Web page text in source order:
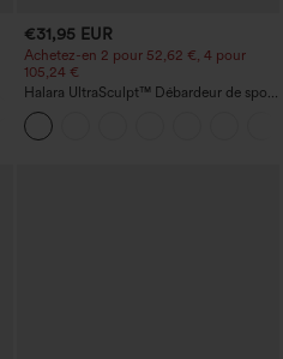
€31,95 EUR
Achetez-en 2 pour 52,62 €, 4 pour
105,24 €
Halara UltraSculpt™ Débardeur de sport
à col rond et ourlet arrondi